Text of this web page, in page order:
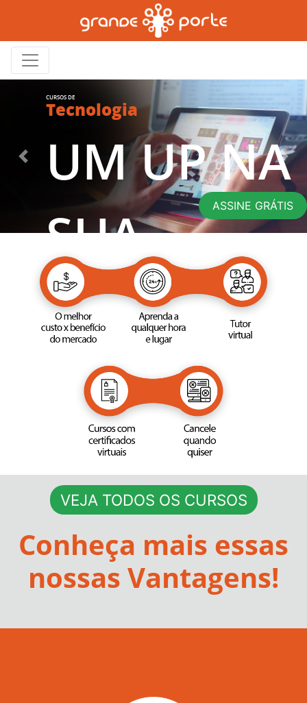
CURSOS DE
Tecnologia
UM UP NA
SUA
CARREIRA
ASSINE GRÁTIS
Previous Next
VEJA TODOS OS CURSOS
Conheça mais essas
nossas Vantagens!